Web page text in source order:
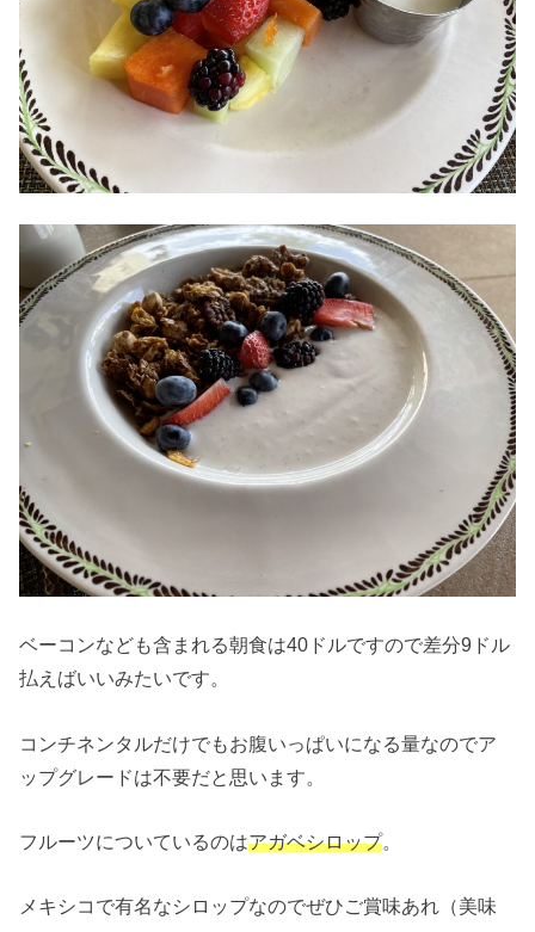
ベーコンなども含まれる朝食は40ドルですので差分9ドル
払えばいいみたいです。
コンチネンタルだけでもお腹いっぱいになる量なのでア
ップグレードは不要だと思います。
フルーツについているのはアガベシロップ。
メキシコで有名なシロップなのでぜひご賞味あれ（美味